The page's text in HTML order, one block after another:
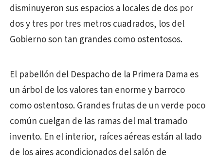
disminuyeron sus espacios a locales de dos por
dos y tres por tres metros cuadrados, los del
Gobierno son tan grandes como ostentosos.
El pabellón del Despacho de la Primera Dama es
un árbol de los valores tan enorme y barroco
como ostentoso. Grandes frutas de un verde poco
común cuelgan de las ramas del mal tramado
invento. En el interior, raíces aéreas están al lado
de los aires acondicionados del salón de